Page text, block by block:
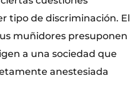
tipo de discriminación. El
muñidores presuponen
a una sociedad que
anestesiada